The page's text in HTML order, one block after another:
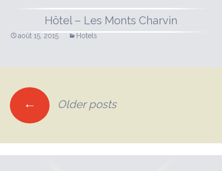
Hôtel – Les Monts Charvin
août 15, 2015 Hotels
Posts
navigation
← Older posts